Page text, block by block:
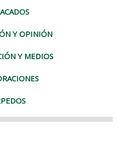
Y OPINIÓN
Y MEDIOS